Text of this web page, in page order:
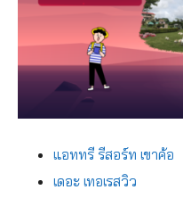
แอททรี รีสอร์ท เขาค้อ
เดอะ เทอเรสวิว